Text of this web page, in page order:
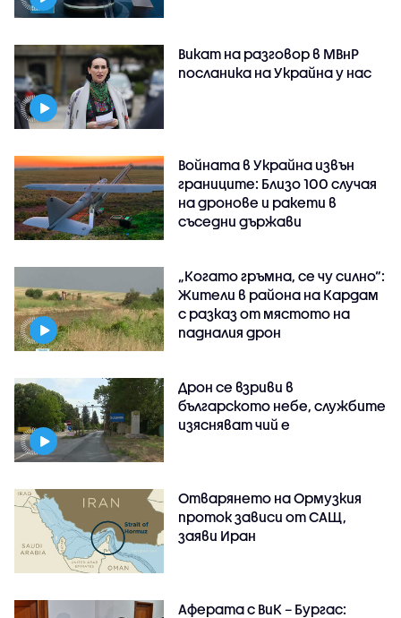
Викат на разговор в МВнР
посланика на Украйна у нас
Войната в Украйна извън
границите: Близо 100 случая
на дронове и ракети в
съседни държави
„Когато гръмна, се чу силно“:
Жители в района на Кардам
с разказ от мястото на
падналия дрон
Дрон се взриви в
българското небе, службите
изясняват чий е
Отварянето на Ормузкия
проток зависи от САЩ,
заяви Иран
Аферата с ВиК – Бургас: